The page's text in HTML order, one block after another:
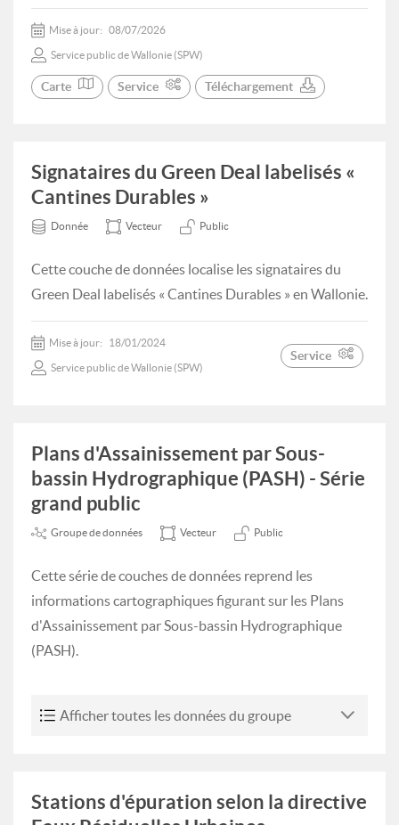
Mise à jour: 08/07/2026
Service public de Wallonie (SPW)
Carte Service Téléchargement
Signataires du Green Deal labelisés «
Cantines Durables »
Donnée Vecteur Public
Cette couche de données localise les signataires du
Green Deal labelisés « Cantines Durables » en Wallonie.
Mise à jour: 18/01/2024
Service public de Wallonie (SPW)
Service
Plans d'Assainissement par Sous-
bassin Hydrographique (PASH) - Série
grand public
Groupe de données Vecteur Public
Cette série de couches de données reprend les
informations cartographiques figurant sur les Plans
d'Assainissement par Sous-bassin Hydrographique
(PASH).
Afficher toutes les données du groupe
Stations d'épuration selon la directive